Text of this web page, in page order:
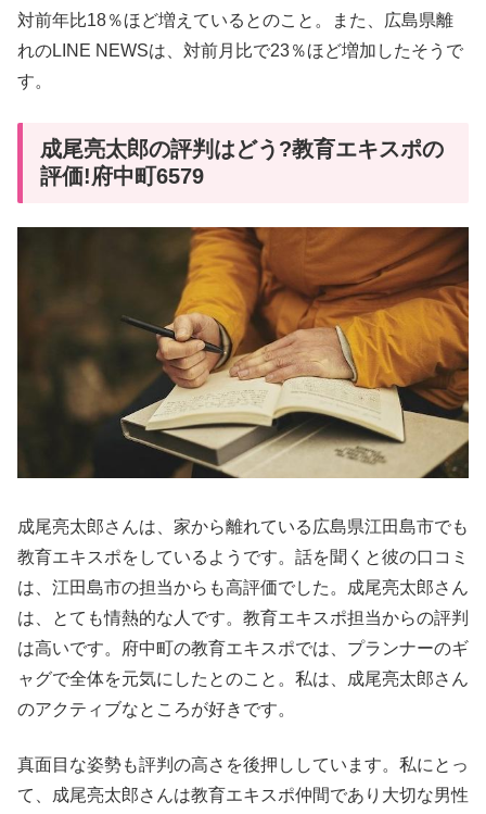
対前年比18％ほど増えているとのこと。また、広島県離
れのLINE NEWSは、対前月比で23％ほど増加したそうで
す。
成尾亮太郎の評判はどう?教育エキスポの
評価!府中町6579
成尾亮太郎さんは、家から離れている広島県江田島市でも
教育エキスポをしているようです。話を聞くと彼の口コミ
は、江田島市の担当からも高評価でした。成尾亮太郎さん
は、とても情熱的な人です。教育エキスポ担当からの評判
は高いです。府中町の教育エキスポでは、プランナーのギ
ャグで全体を元気にしたとのこと。私は、成尾亮太郎さん
のアクティブなところが好きです。
真面目な姿勢も評判の高さを後押ししています。私にとっ
て、成尾亮太郎さんは教育エキスポ仲間であり大切な男性